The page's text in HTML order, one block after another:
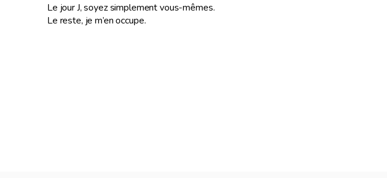
Le jour J, soyez simplement vous-mêmes.
Le reste, je m’en occupe.